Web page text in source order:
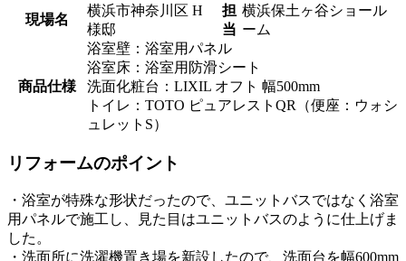
現場名
横浜市神奈川区 H
様邸
担
当
横浜保土ヶ谷ショール
ーム
商品仕様
浴室壁：浴室用パネル
浴室床：浴室用防滑シート
洗面化粧台：LIXIL オフト 幅500mm
トイレ：TOTO ピュアレストQR（便座：ウォシ
ュレットS）
リフォームのポイント
・浴室が特殊な形状だったので、ユニットバスではなく浴室
用パネルで施工し、見た目はユニットバスのように仕上げま
した。
・洗面所に洗濯機置き場を新設したので、洗面台を幅600mm